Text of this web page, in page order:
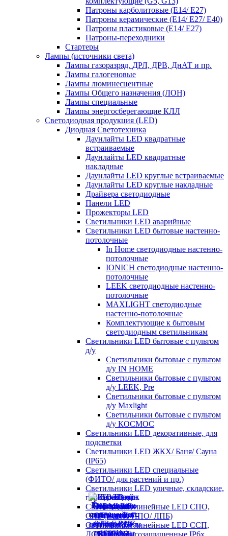
Патроны карболитовые (E14/ E27)
Патроны керамические (E14/ E27/ E40)
Патроны пластиковые (E14/ E27)
Патроны-переходники
Стартеры
Лампы (источники света)
Лампы газоразряд. ДРЛ, ДРВ, ДнАТ и пр.
Лампы галогеновые
Лампы люминесцентные
Лампы Общего назначения (ЛОН)
Лампы специальные
Лампы энергосберегающие КЛЛ
Светодиодная продукция (LED)
Диодная Светотехника
Даунлайты LED квадратные
встраиваемые
Даунлайты LED квадратные
накладные
Даунлайты LED круглые встраиваемые
Даунлайты LED круглые накладные
Драйвера светодиодные
Панели LED
Прожекторы LED
Светильники LED аварийные
Светильники LED бытовые настенно-
потолочные
In Home светодиодные настенно-
потолочные
IONICH светодиодные настенно-
потолочные
LEEK светодиодные настенно-
потолочные
MAXLIGHT светодиодные
настенно-потолочные
Комплектующие к бытовым
светодиодным светильникам
Светильники LED бытовые с пультом
д/у
Светильники бытовые с пультом
д/у IN HOME
Светильники бытовые с пультом
д/у LEEK, Pre
Светильники бытовые с пультом
д/у Maxlight
Светильники бытовые с пультом
д/у КОСМОС
Светильники LED декоративные, для
подсветки
Светильники LED ЖКХ/ Баня/ Сауна
(IP65)
Светильники LED специальные
(ФИТО/ для растений и пр.)
Светильники LED уличные, складские,
парковые
Светильники линейные LED СПО,
СПБ (аналог ЛПО/ ЛПБ)
Светильники линейные LED ССП,